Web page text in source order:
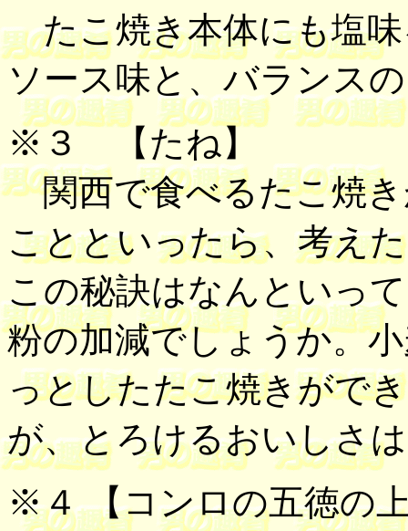
たこ焼き本体にも塩味
ソース味と、バランス
※３
【たね】
関西で食べるたこ焼き
ことといったら、考え
この秘訣はなんといっ
粉の加減でしょうか。
っとしたたこ焼きがで
が、とろけるおいしさ
※４ 【コンロの五徳の